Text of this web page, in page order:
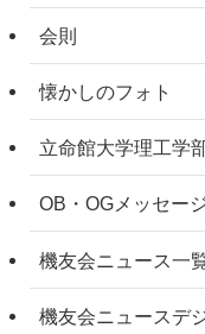
会則
懐かしのフォト
立命館大学理工学
OB・OGメッセー
機友会ニュース一
機友会ニュースデ